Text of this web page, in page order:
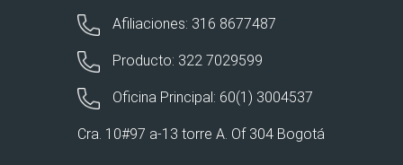
Afiliaciones: 316 8677487
Producto: 322 7029599
Oficina Principal: 60(1) 3004537
Cra. 10#97 a-13 torre A. Of 304 Bogotá